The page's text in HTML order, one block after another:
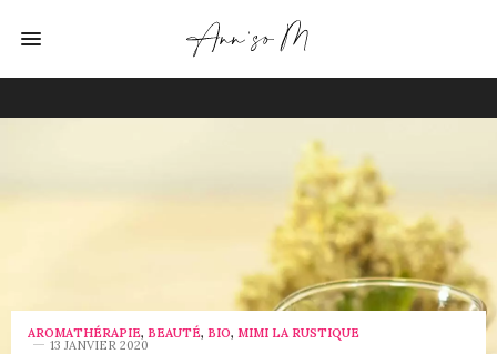
AROMATHÉRAPIE, BEAUTÉ, BIO, MIMI LA RUSTIQUE
13 JANVIER 2020